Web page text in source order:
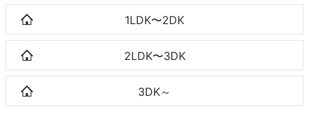
1LDK〜2DK
2LDK〜3DK
3DK～